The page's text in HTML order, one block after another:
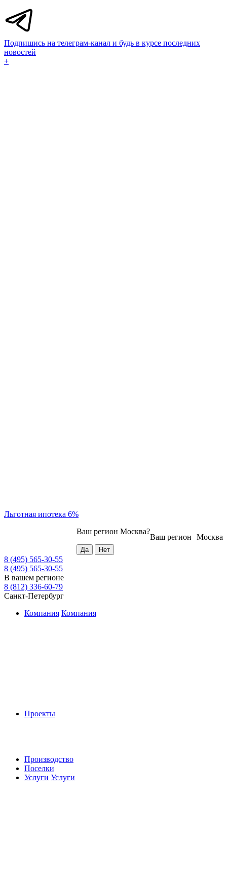
Подпишись на телеграм-канал и будь в курсе последних
новостей
+
Льготная ипотека 6%
Москва
Ваш регион
Ваш регион Москва?
8 (495) 565-30-55
8 (495) 565-30-55
В вашем регионе
8 (812) 336-60-79
Санкт-Петербург
Компания Компания
Проекты
Производство
Поселки
Услуги Услуги